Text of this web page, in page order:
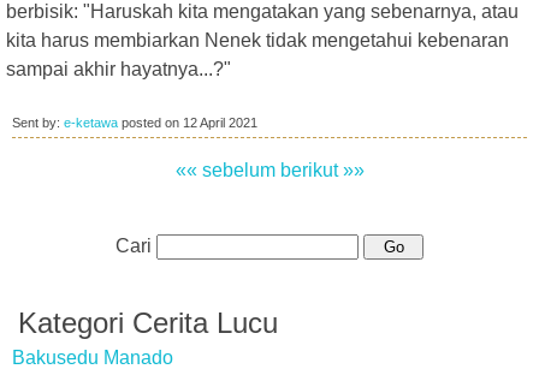
berbisik: "Haruskah kita mengatakan yang sebenarnya, atau
kita harus membiarkan Nenek tidak mengetahui kebenaran
sampai akhir hayatnya...?"
Sent by: e-ketawa posted on 12 April 2021
«« sebelum berikut »»
Cari
Kategori Cerita Lucu
Bakusedu Manado